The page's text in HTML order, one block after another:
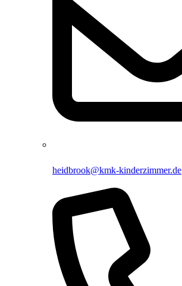
heidbrook@kmk-kinderzimmer.de